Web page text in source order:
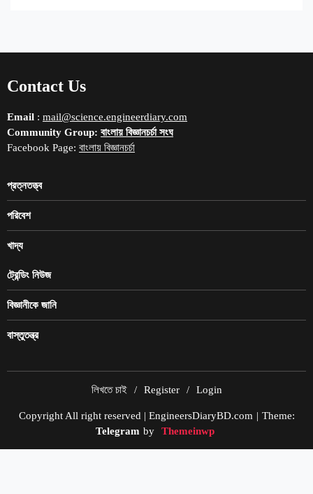
Contact Us
Email : mail@science.engineerdiary.com
Community Group: বাংলায় বিজ্ঞানচর্চা সংঘ
Facebook Page: বাংলায় বিজ্ঞানচর্চা
প্রত্নতত্ত্ব
পরিবেশ
খাদ্য
ট্রেন্ডিং নিউজ
বিজ্ঞানীকে জানি
বাস্তুতন্ত্র
লিখতে চাই Register Login
Copyright All right reserved | EngineersDiaryBD.com | Theme:
Telegram by Themeinwp